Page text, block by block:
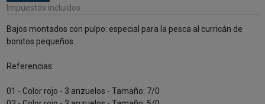
Impuestos incluidos
Bajos montados con pulpo: especial para la pesca al curricán de
bonitos pequeños.
Referencias:
01 - Color rojo - 3 anzuelos - Tamaño: 7/0